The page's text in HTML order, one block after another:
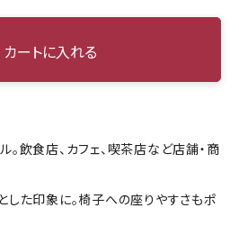
カートに入れる
。飲食店、カフェ、喫茶店など店舗・商
した印象に。椅子への座りやすさもポ